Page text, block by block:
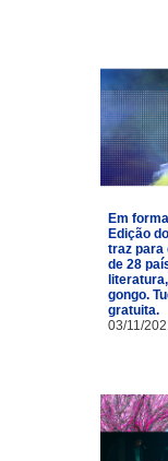
Em
Edição
traz para
de 28
gongo.
gratuita.
03/11/